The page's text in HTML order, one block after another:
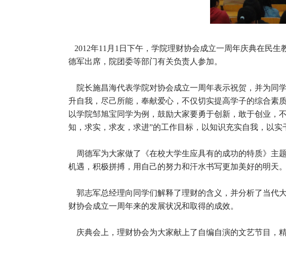
2012年11月1日下午，学院理财协会成立一周年庆典在民
德军出席，院团委等部门有关负责人参加。
院长施昌海代表学院对协会成立一周年表示祝贺，并为同
升自我，尽己所能，奉献爱心，不仅切实提高学子的综合素
以学院邹旭宝同学为例，鼓励大家要勇于创新，敢于创业，
知，求实，求友，求进”的工作目标，以知识充实自我，以
周德军为大家做了《在校大学生应具有的成功的特质》主
机遇，积极拼搏，用自己的努力和汗水书写更加美好的明天。
郭志军总经理向同学们解释了理财的含义，并分析了当代
财协会成立一周年来的发展状况和取得的成效。
庆典会上，理财协会为大家献上了自编自演的文艺节目，